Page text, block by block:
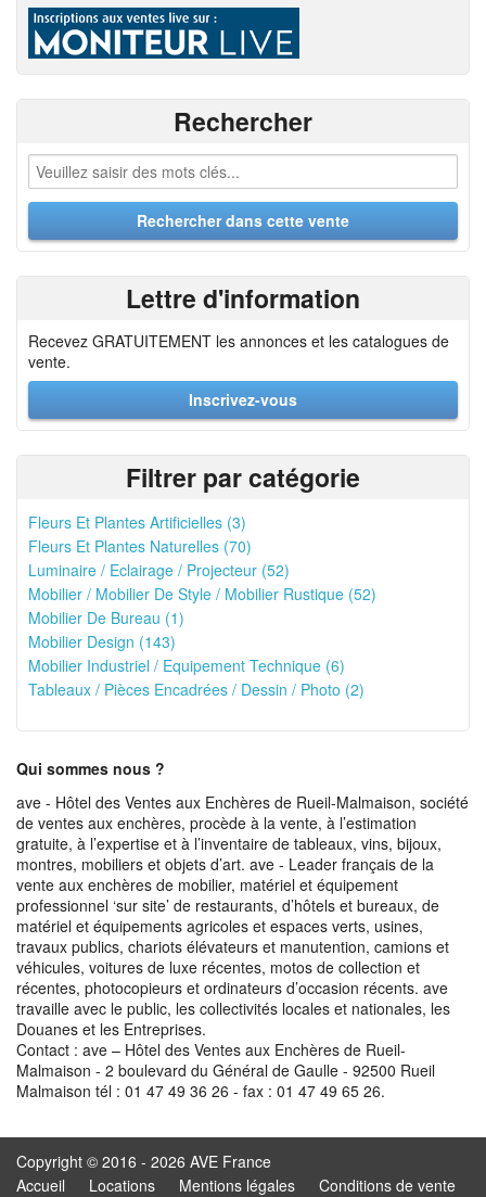
Rechercher
Lettre d'information
Recevez GRATUITEMENT les annonces et les catalogues de
vente.
Inscrivez-vous
Filtrer par catégorie
Fleurs Et Plantes Artificielles (3)
Fleurs Et Plantes Naturelles (70)
Luminaire / Eclairage / Projecteur (52)
Mobilier / Mobilier De Style / Mobilier Rustique (52)
Mobilier De Bureau (1)
Mobilier Design (143)
Mobilier Industriel / Equipement Technique (6)
Tableaux / Pièces Encadrées / Dessin / Photo (2)
Qui sommes nous ?
ave - Hôtel des Ventes aux Enchères de Rueil-Malmaison, société
de ventes aux enchères, procède à la vente, à l’estimation
gratuite, à l’expertise et à l’inventaire de tableaux, vins, bijoux,
montres, mobiliers et objets d’art. ave - Leader français de la
vente aux enchères de mobilier, matériel et équipement
professionnel ‘sur site’ de restaurants, d’hôtels et bureaux, de
matériel et équipements agricoles et espaces verts, usines,
travaux publics, chariots élévateurs et manutention, camions et
véhicules, voitures de luxe récentes, motos de collection et
récentes, photocopieurs et ordinateurs d’occasion récents. ave
travaille avec le public, les collectivités locales et nationales, les
Douanes et les Entreprises.
Contact : ave – Hôtel des Ventes aux Enchères de Rueil-
Malmaison - 2 boulevard du Général de Gaulle - 92500 Rueil
Malmaison tél : 01 47 49 36 26 - fax : 01 47 49 65 26.
Copyright © 2016 - 2026 AVE France
Accueil
Locations Mentions légales Conditions de vente